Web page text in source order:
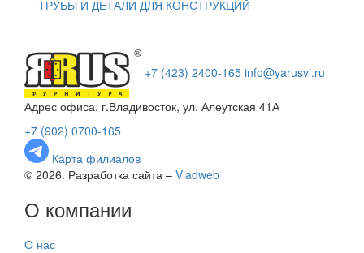
ТРУБЫ И ДЕТАЛИ ДЛЯ КОНСТРУКЦИЙ
+7 (423) 2400-165 info@yarusvl.ru
Адрес офиса: г.Владивосток, ул. Алеутская 41А
+7 (902) 0700-165
Карта филиалов
© 2026. Разработка сайта – Vladweb
О компании
О нас